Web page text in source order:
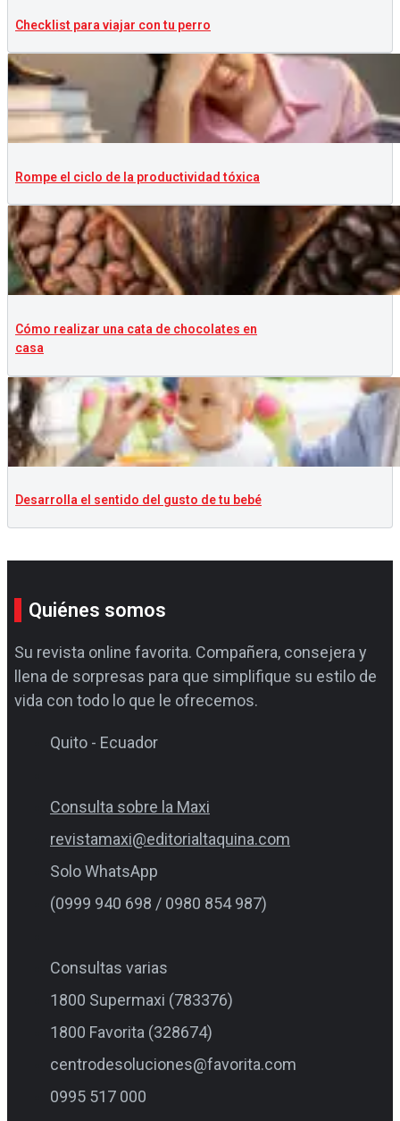
Checklist para viajar con tu perro
Rompe el ciclo de la productividad tóxica
Cómo realizar una cata de chocolates en
casa
Desarrolla el sentido del gusto de tu bebé
Quiénes somos
Su revista online favorita. Compañera, consejera y
llena de sorpresas para que simplifique su estilo de
vida con todo lo que le ofrecemos.
Quito - Ecuador
Consulta sobre la Maxi
revistamaxi@editorialtaquina.com
Solo WhatsApp
(0999 940 698 / 0980 854 987)
Consultas varias
1800 Supermaxi (783376)
1800 Favorita (328674)
centrodesoluciones@favorita.com
0995 517 000